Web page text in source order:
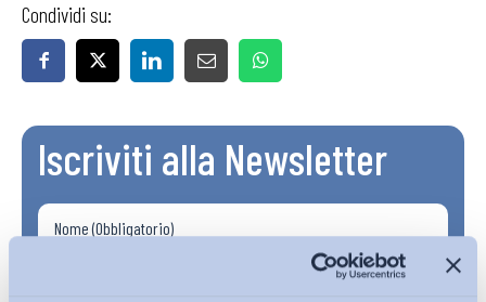
Condividi su:
Iscriviti alla Newsletter